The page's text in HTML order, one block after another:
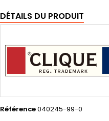
DÉTAILS DU PRODUIT
Référence040245-99-0